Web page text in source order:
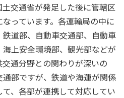
交通省が発足した後に管轄区
っています。各運輸局の中に
道部、自動車交通部、自動車
上安全環境部、観光部などが
通分野との関わりが深いの
部ですが、鉄道や海運が関係
、各部が連携して対応してい